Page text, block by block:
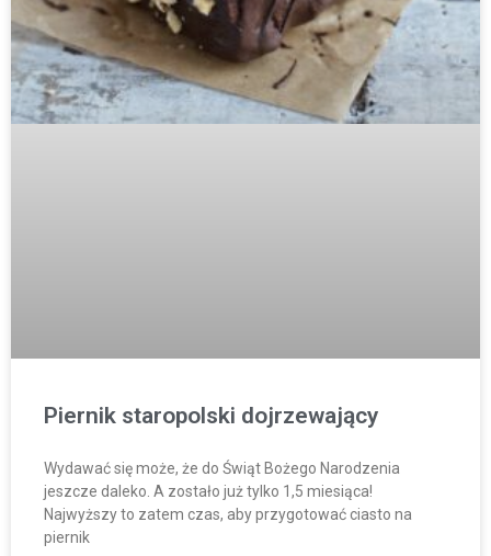
Piernik staropolski dojrzewający
Wydawać się może, że do Świąt Bożego Narodzenia
jeszcze daleko. A zostało już tylko 1,5 miesiąca!
Najwyższy to zatem czas, aby przygotować ciasto na
piernik